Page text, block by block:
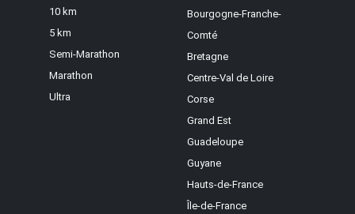
10 km
5 km
Semi-Marathon
Marathon
Ultra
Bourgogne-Franche-
Comté
Bretagne
Centre-Val de Loire
Corse
Grand Est
Guadeloupe
Guyane
Hauts-de-France
Île-de-France